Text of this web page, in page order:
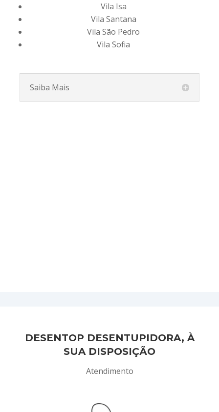
Vila Isa
Vila Santana
Vila São Pedro
Vila Sofia
Saiba Mais
DESENTOP DESENTUPIDORA, À
SUA DISPOSIÇÃO
Atendimento